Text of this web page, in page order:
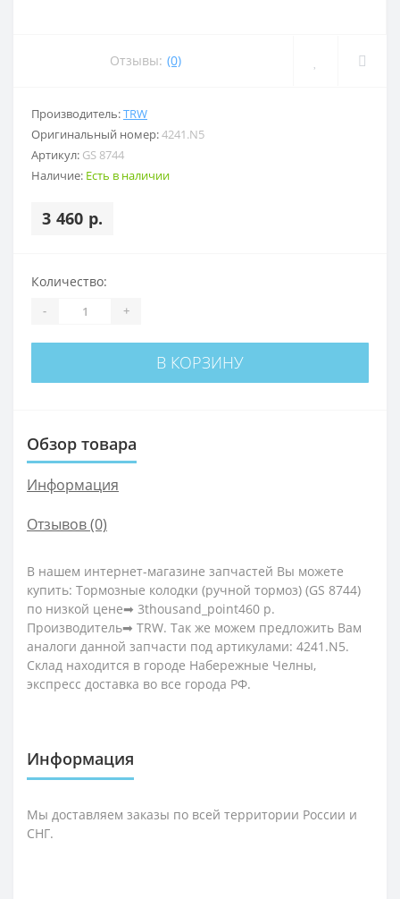
Отзывы: (0)
Производитель:TRW
Оригинальный номер:4241.N5
Артикул: GS 8744
Наличие: Есть в наличии
3 460 р.
Количество:
- +
В КОРЗИНУ
Обзор товара
Информация
Отзывов (0)
В нашем интернет-магазине запчастей Вы можете
купить: Тормозные колодки (ручной тормоз) (GS 8744)
по низкой цене➡ 3thousand_point460 р.
Производитель➡ TRW. Так же можем предложить Вам
аналоги данной запчасти под артикулами: 4241.N5.
Склад находится в городе Набережные Челны,
экспресс доставка во все города РФ.
Информация
Мы доставляем заказы по всей территории России и
СНГ.